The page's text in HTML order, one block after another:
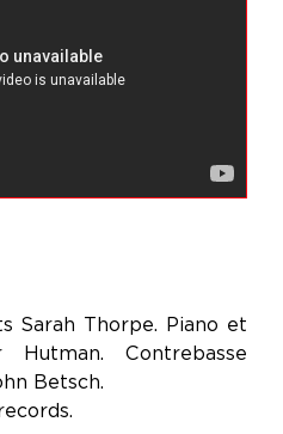
Sarah Thorpe. Piano et
Hutman. Contrebasse
Betsch.